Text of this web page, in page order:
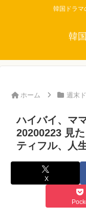
韓国ドラマ
韓
ホーム 週末
ハイバイ、マ
20200223 見
ティフル、人
X